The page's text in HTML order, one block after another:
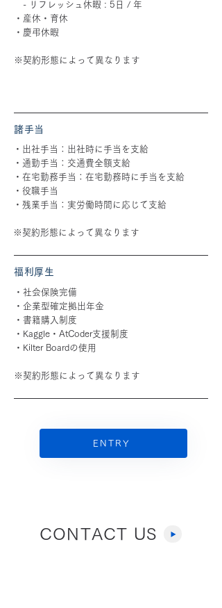
- リフレッシュ休暇 : 5日 / 年
・産休・育休
・慶弔休暇
※契約形態によって異なります
諸手当
・出社手当：出社時に手当を支給
・通勤手当：交通費全額支給
・在宅勤務手当：在宅勤務時に手当を支給
・役職手当
・残業手当：実労働時間に応じて支給
※契約形態によって異なります
福利厚生
・社会保険完備
・企業型確定拠出年金
・書籍購入制度
・Kaggle・AtCoder支援制度
・Kilter Boardの使用
※契約形態によって異なります
ENTRY
CONTACT US